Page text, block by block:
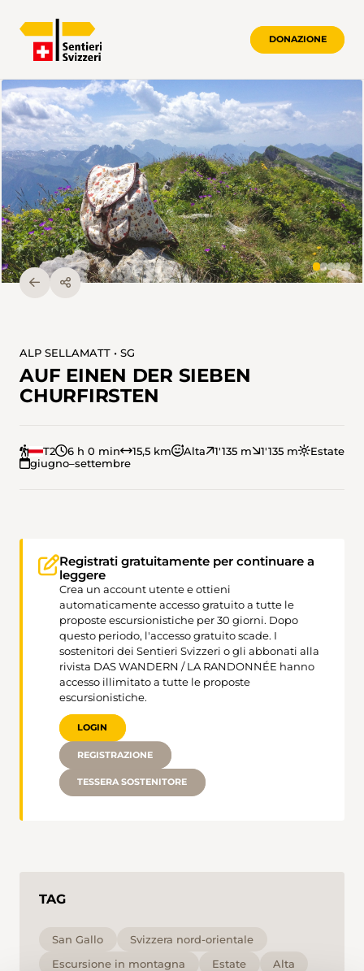
DONAZIONE
ALP SELLAMATT • SG
AUF EINEN DER SIEBEN
CHURFIRSTEN
T2 6 h 0 min 15,5 km Alta 1'135 m 1'135 m
Estate
giugno–settembre
Registrati gratuitamente per continuare a
leggere
Crea un account utente e ottieni
automaticamente accesso gratuito a tutte le
proposte escursionistiche per 30 giorni. Dopo
questo periodo, l'accesso gratuito scade. I
sostenitori dei Sentieri Svizzeri o gli abbonati alla
rivista DAS WANDERN / LA RANDONNÉE hanno
accesso illimitato a tutte le proposte
escursionistiche.
LOGIN
REGISTRAZIONE
TESSERA SOSTENITORE
TAG
San Gallo
Svizzera nord-orientale
Escursione in montagna
Estate
Alta